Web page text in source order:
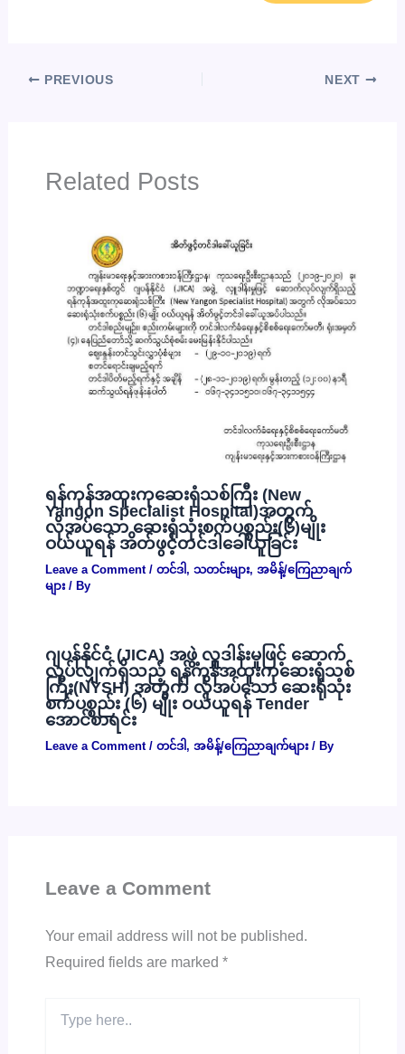
PREVIOUS NEXT
Related Posts
ရန်ကုန်အထူးကုဆေးရုံသစ်ကြီး (New
Yangon Specialist Hospital)အတွက်
လိုအပ်သော ဆေးရုံသုံးစက်ပစ္စည်း(၆)မျိုး
ဝယ်ယူရန် အိတ်ဖွင့်တင်ဒါခေါ်ယူခြင်း
Leave a Comment / တင်ဒါ , သတင်းများ, အမိန့်/ကြေညာချက်
များ/ By
ဂျပန်နိုင်ငံ (JICA) အဖွဲ့ လှူဒါန်းမှုဖြင့် ဆောက်
လုပ်လျှက်ရှိသည့် ရန်ကုန်အထူးကုဆေးရုံသစ်
ကြီး(NYSH) အတွက် လိုအပ်သော ဆေးရုံသုံး
စက်ပစ္စည်း (၆) မျိုး ဝယ်ယူရန် Tender
အောင်စာရင်း
Leave a Comment / တင်ဒါ , အမိန့်/ကြေညာချက်များ/ By
Leave a Comment
Your email address will not be published.
Required fields are marked *
here..